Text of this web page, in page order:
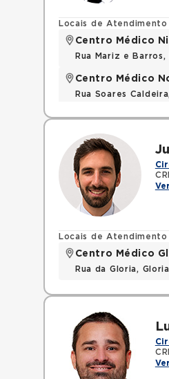
Locais de Atendimento
Centro Médico
Rua Mariz e
Centro Médico
Rua Soares
Locais de Atendimento
Centro Médico
Rua da Gloria,